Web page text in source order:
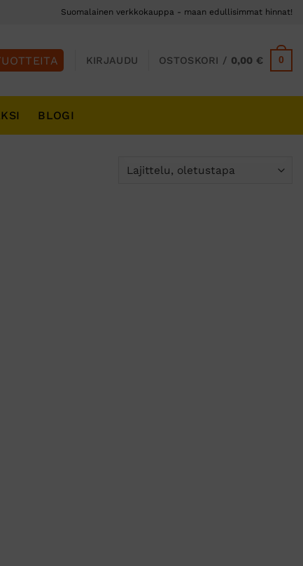
Suomalainen verkkokauppa - maan edullisimmat hinnat!
KIRJAUDU OSTOSKORI / 0,00€ 0
BLOGI